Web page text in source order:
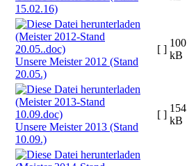
15.02.16)
Unsere Meister 2012 (Stand
20.05.)
[ ]
100
kB
Unsere Meister 2013 (Stand
10.09.)
[ ]
154
kB